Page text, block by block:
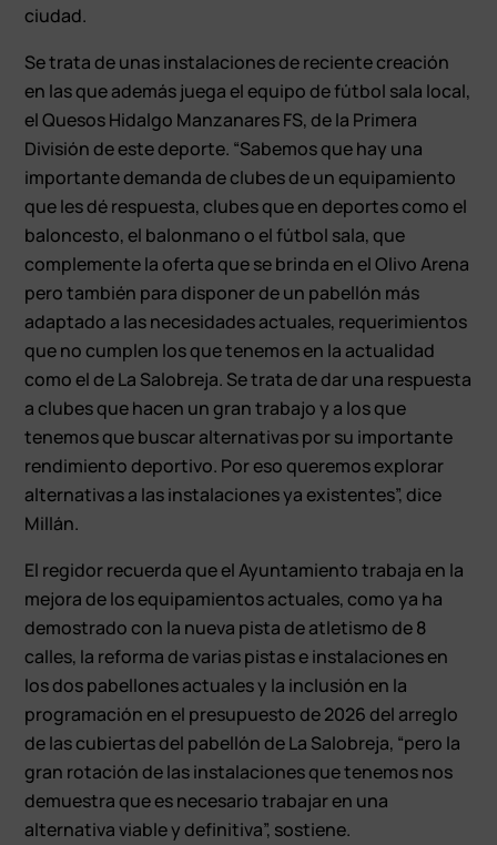
ciudad.
Se trata de unas instalaciones de reciente creación
en las que además juega el equipo de fútbol sala local,
el Quesos Hidalgo Manzanares FS, de la Primera
División de este deporte. “Sabemos que hay una
importante demanda de clubes de un equipamiento
que les dé respuesta, clubes que en deportes como el
baloncesto, el balonmano o el fútbol sala, que
complemente la oferta que se brinda en el Olivo Arena
pero también para disponer de un pabellón más
adaptado a las necesidades actuales, requerimientos
que no cumplen los que tenemos en la actualidad
como el de La Salobreja. Se trata de dar una respuesta
a clubes que hacen un gran trabajo y a los que
tenemos que buscar alternativas por su importante
rendimiento deportivo. Por eso queremos explorar
alternativas a las instalaciones ya existentes”, dice
Millán.
El regidor recuerda que el Ayuntamiento trabaja en la
mejora de los equipamientos actuales, como ya ha
demostrado con la nueva pista de atletismo de 8
calles, la reforma de varias pistas e instalaciones en
los dos pabellones actuales y la inclusión en la
programación en el presupuesto de 2026 del arreglo
de las cubiertas del pabellón de La Salobreja, “pero la
gran rotación de las instalaciones que tenemos nos
demuestra que es necesario trabajar en una
alternativa viable y definitiva”, sostiene.